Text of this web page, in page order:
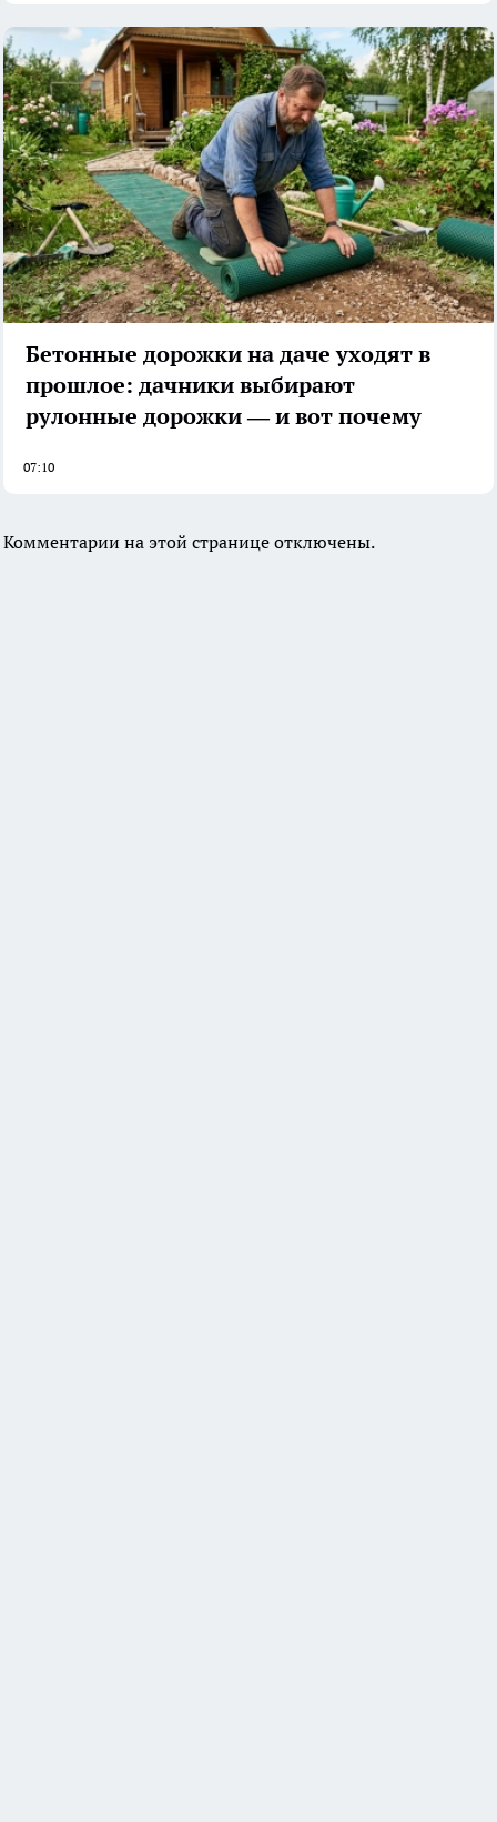
Бетонные дорожки на даче уходят в
прошлое: дачники выбирают
рулонные дорожки — и вот почему
07:10
Комментарии на этой странице отключены.